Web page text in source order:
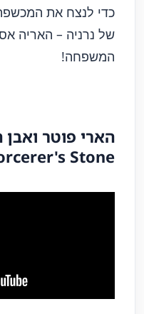
כדי לנצח את
של נרניה – האריה
המשפחה!
Stone